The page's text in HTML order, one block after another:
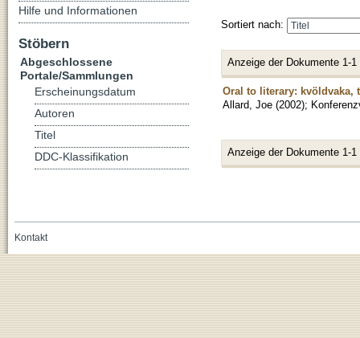
Sortiert nach:
Anzeige der Dokumente 1-1
Oral to literary: kvöldvaka,
Allard, Joe (2002);
Anzeige der Dokumente 1-1
Hilfe und Informationen
Stöbern
Abgeschlossene
Portale/Sammlungen
Erscheinungsdatum
Autoren
Titel
DDC-Klassifikation
Kontakt